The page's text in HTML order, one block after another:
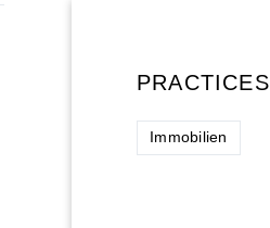
PRACTICES
Immobilien